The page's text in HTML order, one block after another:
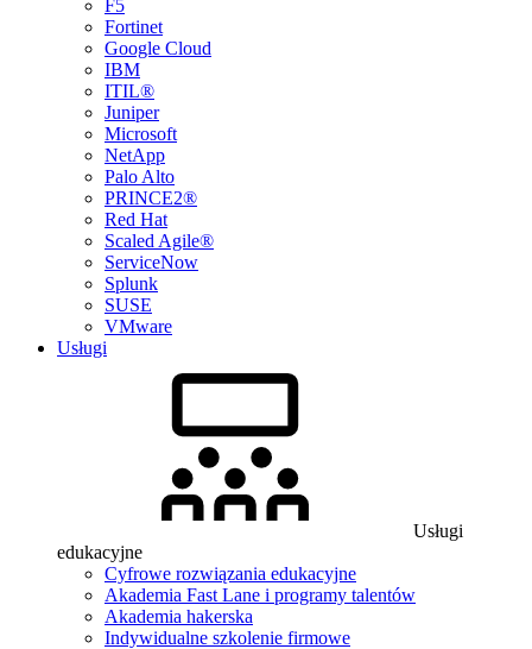
F5
Fortinet
Google Cloud
IBM
ITIL®
Juniper
Microsoft
NetApp
Palo Alto
PRINCE2®
Red Hat
Scaled Agile®
ServiceNow
Splunk
SUSE
VMware
Usługi
Usługi
edukacyjne
Cyfrowe rozwiązania edukacyjne
Akademia Fast Lane i programy talentów
Akademia hakerska
Indywidualne szkolenie firmowe